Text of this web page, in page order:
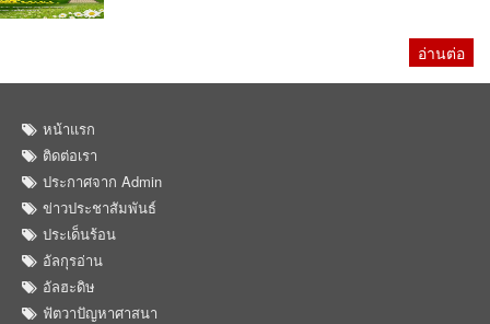
อ่านต่อ
หน้าแรก
ติดต่อเรา
ประกาศจาก Admin
ข่าวประชาสัมพันธ์
ประเด็นร้อน
อัลกุรอ่าน
อัลฮะดิษ
ฟัตวาปัญหาศาสนา